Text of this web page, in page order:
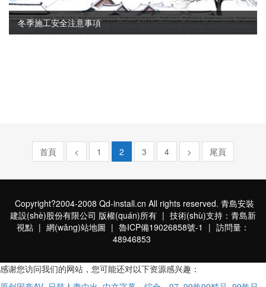
冬季施工安全注意事項
首頁 < 1 2 3 4 > 尾頁
Copyright?2004-2008 Qd-install.cn All rights reserved. 青島安裝
建設(shè)股份有限公司 版權(quán)所有 | 技術(shù)支持：青島新
視點 | 網(wǎng)站地圖 | 魯ICP備19026858號-1 | 訪問量：
48946853
感谢您访问我们的网站，您可能还对以下资源感兴趣：